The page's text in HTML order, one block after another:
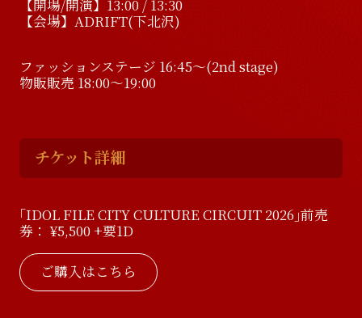
【開場/開演】13:00 / 13:30
【会場】ADRIFT(下北沢)
ファッションステージ 16:45〜(2nd stage)
物販販売 18:00〜19:00
チケット詳細
｢IDOL FILE CITY CULTURE CIRCUIT 2026｣前売
券： ¥5,500 +要1D
ご購入はこちら